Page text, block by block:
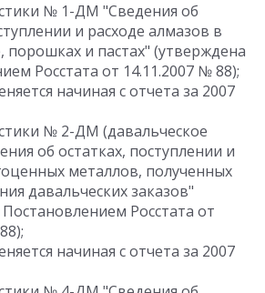
№ 1-ДМ "Сведения об
и расходе алмазов в
порошках и пастах" (утверждена
Росстата от 14.11.2007 № 88);
начиная с отчета за 2007
№ 2-ДМ (давальческое
об остатках, поступлении и
металлов, полученных
давальческих заказов"
Росстата от
начиная с отчета за 2007